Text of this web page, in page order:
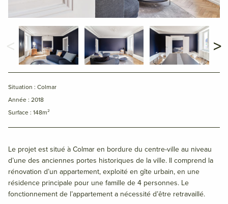
Situation : Colmar
Année : 2018
Surface : 148m²
Le projet est situé à Colmar en bordure du centre-ville au niveau
d’une des anciennes portes historiques de la ville. Il comprend la
rénovation d’un appartement, exploité en gîte urbain, en une
résidence principale pour une famille de 4 personnes. Le
fonctionnement de l’appartement a nécessité d’être retravaillé.